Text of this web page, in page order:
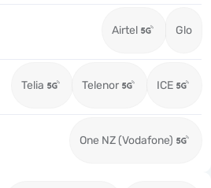
Airtel Glo
Telia Telenor ICE
One NZ (Vodafone)